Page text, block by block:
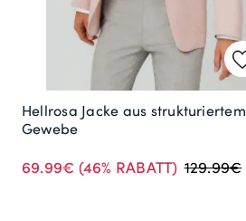
Hellrosa Jacke aus strukturiertem
Gewebe
69.99€ (46% RABATT) 129.99€